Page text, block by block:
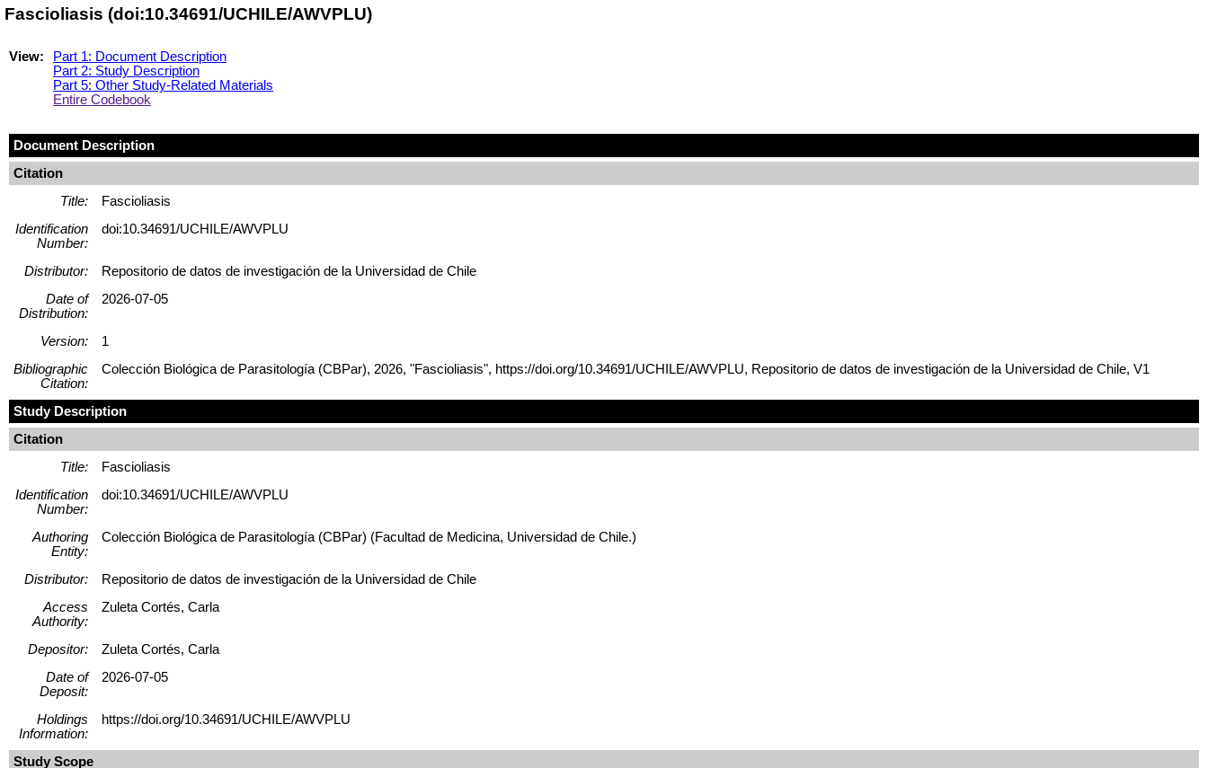
Fascioliasis (doi:10.34691/UCHILE/AWVPLU)
View:
Part 1: Document Description
Part 2: Study Description
Part 5: Other Study-Related Materials
Entire Codebook
Document Description
Citation
Title:
Fascioliasis
Identification
Number:
doi:10.34691/UCHILE/AWVPLU
Distributor:
Repositorio de datos de investigación de la Universidad de Chile
Date of
Distribution:
2026-07-05
Version:
1
Bibliographic
Citation:
Colección Biológica de Parasitología (CBPar), 2026, "Fascioliasis", https://doi.org/10.34691/UCHILE/AWVPLU, Repositorio de datos de investigación de la Universidad de Chile, V1
Study Description
Citation
Title:
Fascioliasis
Identification
Number:
doi:10.34691/UCHILE/AWVPLU
Authoring
Entity:
Colección Biológica de Parasitología (CBPar) (Facultad de Medicina, Universidad de Chile.)
Distributor:
Repositorio de datos de investigación de la Universidad de Chile
Access
Authority:
Zuleta Cortés, Carla
Depositor:
Zuleta Cortés, Carla
Date of
Deposit:
2026-07-05
Holdings
Information:
https://doi.org/10.34691/UCHILE/AWVPLU
Study Scope